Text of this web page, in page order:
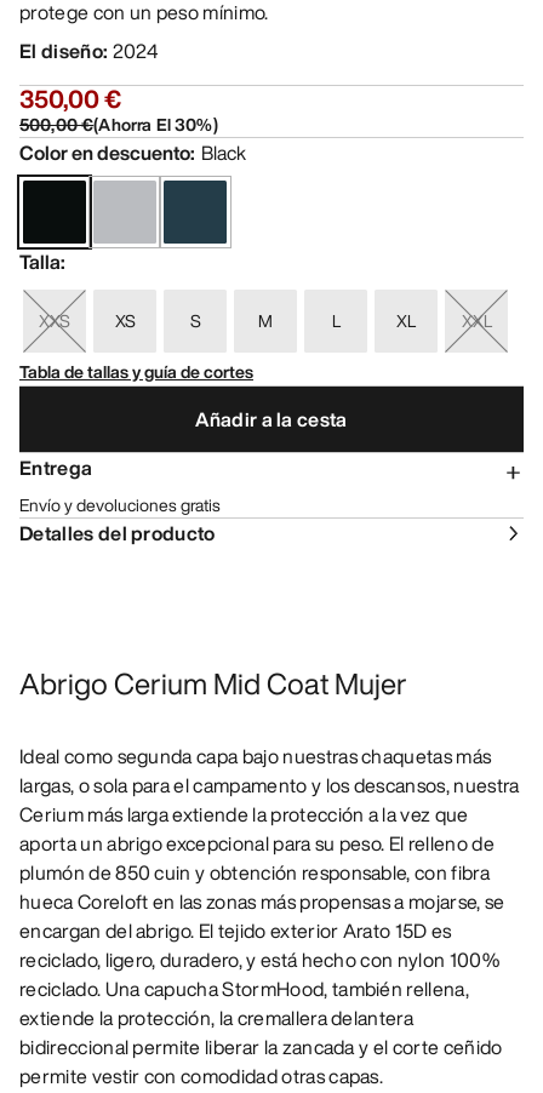
protege con un peso mínimo.
El diseño: 2024
350,00 €
500,00 €(Ahorra El30%)
Color en descuento: Black
Talla:
XXS XS S M L XL
XXL
Tabla de tallas y guía de cortes
Añadir a la cesta
Entrega
Envío y devoluciones gratis
Detalles del producto
Abrigo Cerium Mid Coat Mujer
Ideal como segunda capa bajo nuestras chaquetas más
largas, o sola para el campamento y los descansos, nuestra
Cerium más larga extiende la protección a la vez que
aporta un abrigo excepcional para su peso. El relleno de
plumón de 850 cuin y obtención responsable, con fibra
hueca Coreloft en las zonas más propensas a mojarse, se
encargan del abrigo. El tejido exterior Arato 15D es
reciclado, ligero, duradero, y está hecho con nylon 100%
reciclado. Una capucha StormHood, también rellena,
extiende la protección, la cremallera delantera
bidireccional permite liberar la zancada y el corte ceñido
permite vestir con comodidad otras capas.